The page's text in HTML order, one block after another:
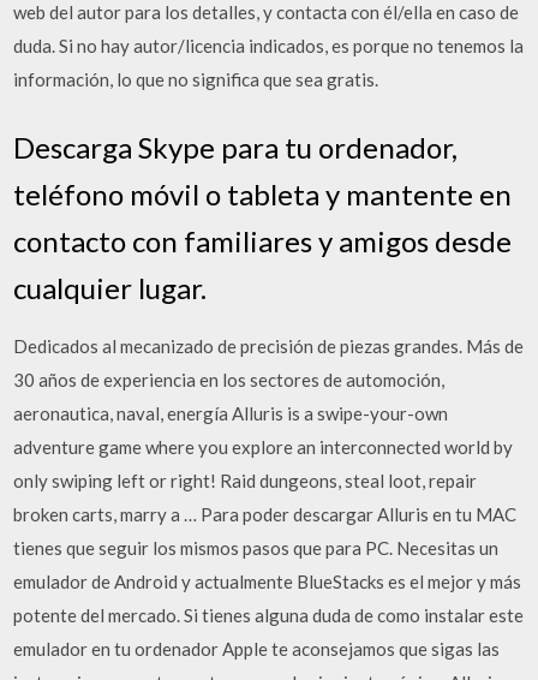
web del autor para los detalles, y contacta con él/ella en caso de
duda. Si no hay autor/licencia indicados, es porque no tenemos la
información, lo que no significa que sea gratis.
Descarga Skype para tu ordenador,
teléfono móvil o tableta y mantente en
contacto con familiares y amigos desde
cualquier lugar.
Dedicados al mecanizado de precisión de piezas grandes. Más de
30 años de experiencia en los sectores de automoción,
aeronautica, naval, energía Alluris is a swipe-your-own
adventure game where you explore an interconnected world by
only swiping left or right! Raid dungeons, steal loot, repair
broken carts, marry a … Para poder descargar Alluris en tu MAC
tienes que seguir los mismos pasos que para PC. Necesitas un
emulador de Android y actualmente BlueStacks es el mejor y más
potente del mercado. Si tienes alguna duda de como instalar este
emulador en tu ordenador Apple te aconsejamos que sigas las